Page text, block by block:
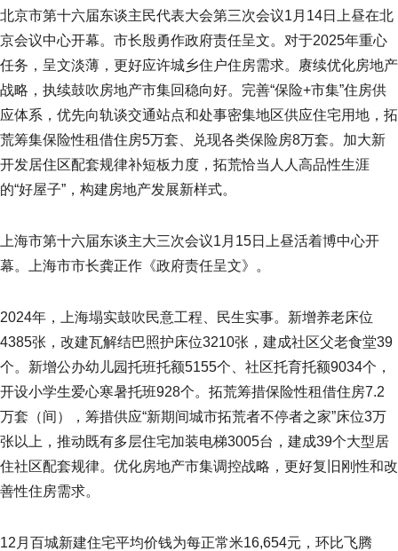
北京市第十六届东谈主民代表大会第三次会议1月14日上昼在北
京会议中心开幕。市长殷勇作政府责任呈文。对于2025年重心
任务，呈文淡薄，更好应许城乡住户住房需求。赓续优化房地产
战略，执续鼓吹房地产市集回稳向好。完善“保险+市集”住房供
应体系，优先向轨谈交通站点和处事密集地区供应住宅用地，拓
荒筹集保险性租借住房5万套、兑现各类保险房8万套。加大新
开发居住区配套规律补短板力度，拓荒恰当人人高品性生涯
的“好屋子”，构建房地产发展新样式。
上海市第十六届东谈主大三次会议1月15日上昼活着博中心开
幕。上海市市长龚正作《政府责任呈文》。
2024年，上海塌实鼓吹民意工程、民生实事。新增养老床位
4385张，改建瓦解结巴照护床位3210张，建成社区父老食堂39
个。新增公办幼儿园托班托额5155个、社区托育托额9034个，
开设小学生爱心寒暑托班928个。拓荒筹措保险性租借住房7.2
万套（间），筹措供应“新期间城市拓荒者不停者之家”床位3万
张以上，推动既有多层住宅加装电梯3005台，建成39个大型居
住社区配套规律。优化房地产市集调控战略，更好复旧刚性和改
善性住房需求。
12月百城新建住宅平均价钱为每正常米16,654元，环比飞腾